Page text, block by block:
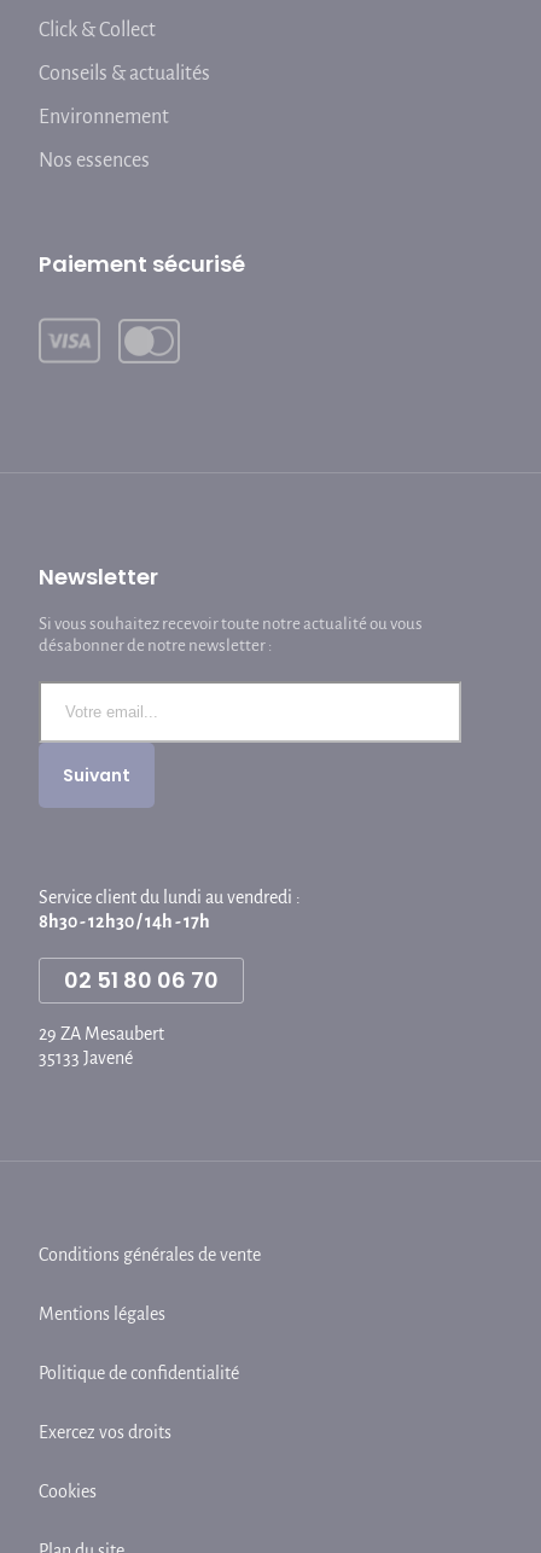
Click & Collect
Conseils & actualités
Environnement
Nos essences
Paiement sécurisé
Newsletter
Si vous souhaitez recevoir toute notre actualité ou vous
désabonner de notre newsletter :
Service client du lundi au vendredi :
8h30 - 12h30 / 14h - 17h
02 51 80 06 70
29 ZA Mesaubert
35133 Javené
Conditions générales de vente
Mentions légales
Politique de confidentialité
Exercez vos droits
Cookies